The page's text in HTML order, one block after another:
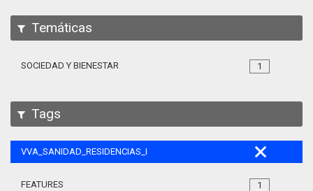
Temáticas
1
SOCIEDAD Y BIENESTAR
Tags
VVA_SANIDAD_RESIDENCIAS_MAYORES_105
1
FEATURES